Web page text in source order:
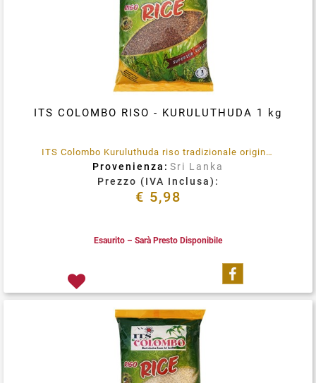
ITS COLOMBO RISO - KURULUTHUDA 1 kg
ITS Colombo Kuruluthuda riso tradizionale originario dello Sri Lanka.
Provenienza: Sri Lanka
Prezzo (IVA Inclusa):
€ 5,98
Esaurito – Sarà Presto Disponibile
Condividi su